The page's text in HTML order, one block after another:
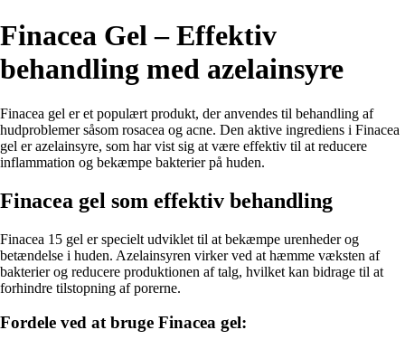
Finacea Gel – Effektiv
behandling med azelainsyre
Finacea gel er et populært produkt, der anvendes til behandling af
hudproblemer såsom rosacea og acne. Den aktive ingrediens i Finacea
gel er azelainsyre, som har vist sig at være effektiv til at reducere
inflammation og bekæmpe bakterier på huden.
Finacea gel som effektiv behandling
Finacea 15 gel er specielt udviklet til at bekæmpe urenheder og
betændelse i huden. Azelainsyren virker ved at hæmme væksten af
bakterier og reducere produktionen af talg, hvilket kan bidrage til at
forhindre tilstopning af porerne.
Fordele ved at bruge Finacea gel: